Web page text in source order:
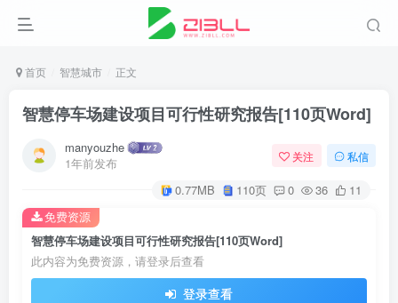
首页 智慧城市 正文
智慧停车场建设项目可行性研究报告[110页Word]
manyouzhe
1年前发布
关注 私信
0.77MB 110页 0 36 11
智慧停车场建设项目可行性研究报告[110页Word]
此内容为免费资源，请登录后查看
登录查看
免费资源